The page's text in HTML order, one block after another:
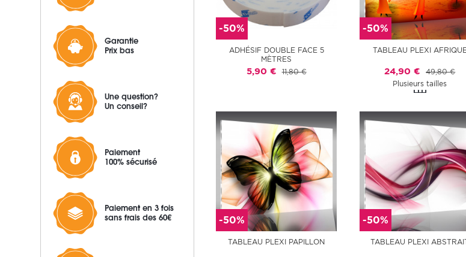
Garantie
Prix bas
Une question?
Un conseil?
Paiement
100% sécurisé
Paiement en 3 fois
sans frais des 60€
-50%
ADHÉSIF DOUBLE FACE 5
MÈTRES
5,90 € 11,80 €
-50%
TABLEAU PLEXI
24,90 €
49,80 €
Plusieurs tailles
-50%
TABLEAU PLEXI PAPILLON
-50%
TABLEAU PLEXI